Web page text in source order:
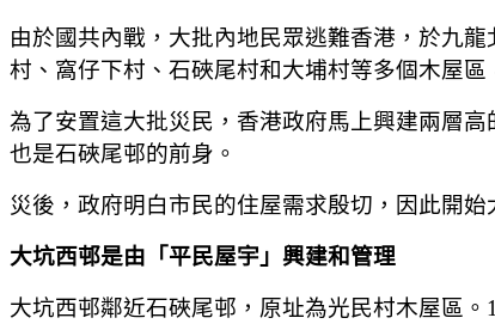
由於國共內戰，大批內地民眾逃難香港，於九
村、窩仔下村、石硤尾村和大埔村等多個木屋
為了安置這大批災民，香港政府馬上興建兩層
也是石硤尾邨的前身。
災後，政府明白市民的住屋需求殷切，因此開
大坑西邨是由「平民屋宇」興建和管理
大坑西邨鄰近石硤尾邨，原址為光民村木屋區。